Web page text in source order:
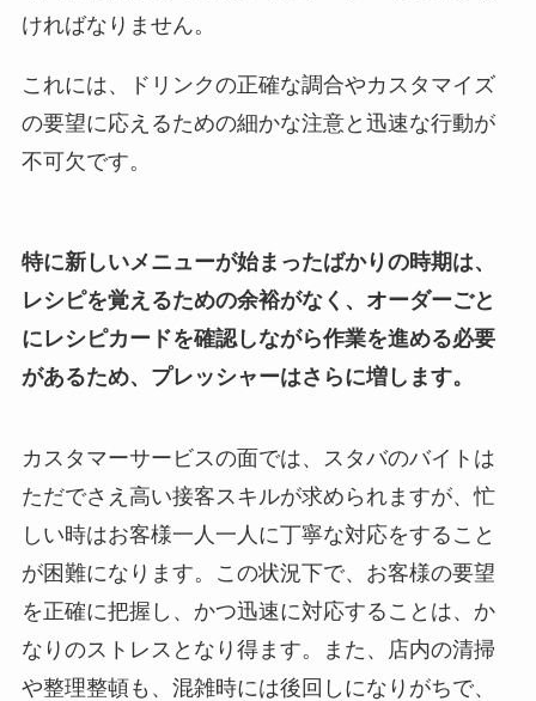
ければなりません。
これには、ドリンクの正確な調合やカスタマイズ
の要望に応えるための細かな注意と迅速な行動が
不可欠です。
特に新しいメニューが始まったばかりの時期は、
レシピを覚えるための余裕がなく、オーダーごと
にレシピカードを確認しながら作業を進める必要
があるため、プレッシャーはさらに増します。
カスタマーサービスの面では、スタバのバイトは
ただでさえ高い接客スキルが求められますが、忙
しい時はお客様一人一人に丁寧な対応をすること
が困難になります。この状況下で、お客様の要望
を正確に把握し、かつ迅速に対応することは、か
なりのストレスとなり得ます。また、店内の清掃
や整理整頓も、混雑時には後回しになりがちで、